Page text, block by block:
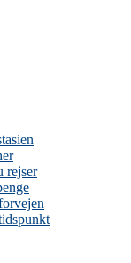
rejser